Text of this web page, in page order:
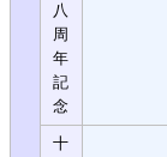
八
周
年
記
念
十